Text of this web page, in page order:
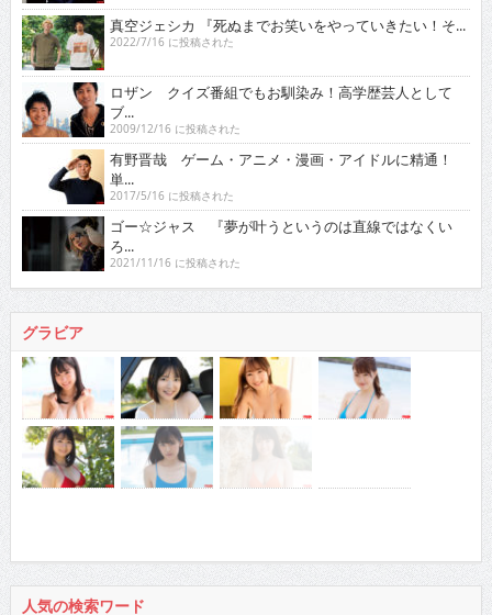
ロザン クイズ番組でもお馴染み！高学歴芸人として
2009/12/16 に投稿された
有野晋哉 ゲーム・アニメ・漫画・アイドルに精通！
単...
2017/5/16 に投稿された
ゴー☆ジャス 『夢が叶うというのは直線ではなくい
ろ...
2021/11/16 に投稿された
徳江かな